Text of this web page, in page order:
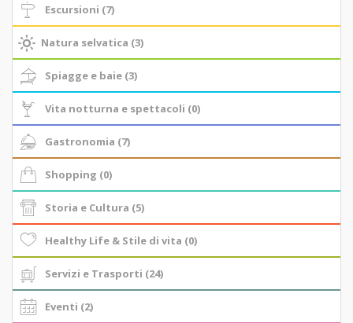
Escursioni (7)
Natura selvatica (3)
Spiagge e baie (3)
Vita notturna e spettacoli (0)
Gastronomia (7)
Shopping (0)
Storia e Cultura (5)
Healthy Life & Stile di vita (0)
Servizi e Trasporti (24)
Eventi (2)